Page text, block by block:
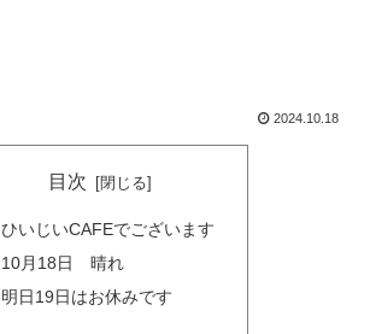
2024.10.18
目次
ひいじいCAFEでございます
10月18日 晴れ
明日19日はお休みです